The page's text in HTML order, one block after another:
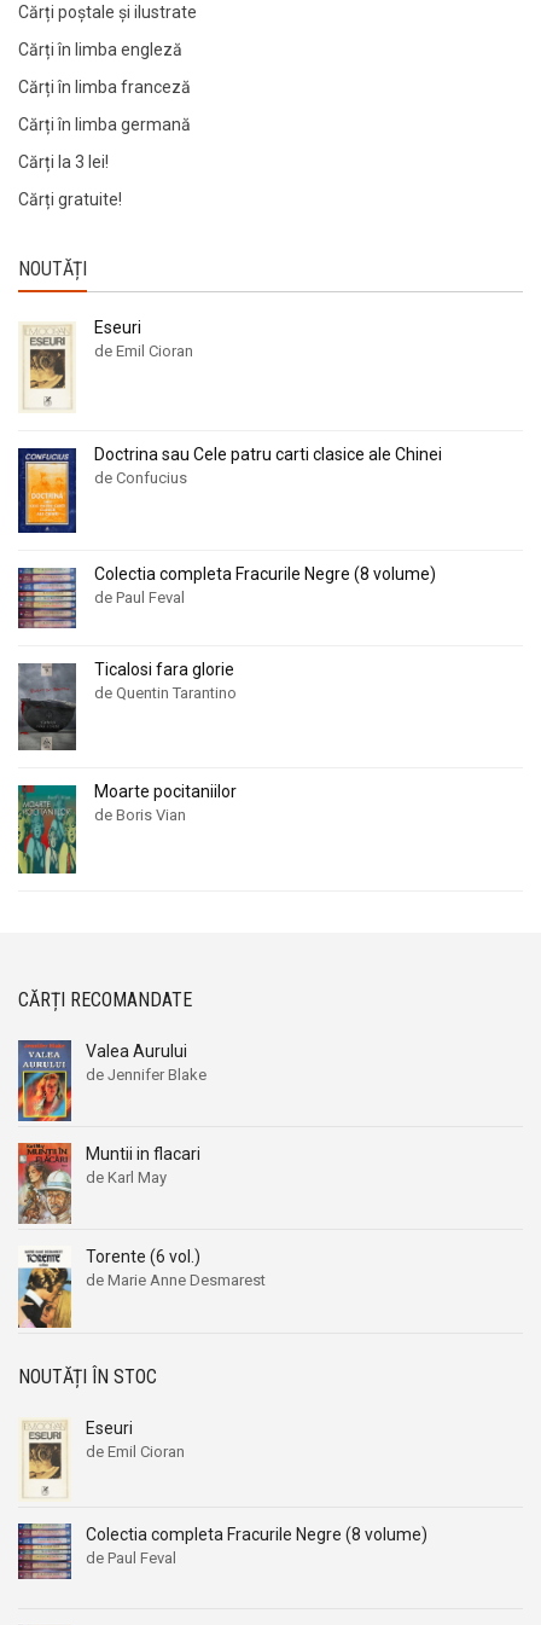
Cărți poștale și ilustrate
Cărți în limba engleză
Cărți în limba franceză
Cărți în limba germană
Cărți la 3 lei!
Cărți gratuite!
NOUTĂȚI
Eseuri
de Emil Cioran
Doctrina sau Cele patru carti clasice ale Chinei
de Confucius
Colectia completa Fracurile Negre (8 volume)
de Paul Feval
Ticalosi fara glorie
de Quentin Tarantino
Moarte pocitaniilor
de Boris Vian
CĂRȚI RECOMANDATE
Valea Aurului
de Jennifer Blake
Muntii in flacari
de Karl May
Torente (6 vol.)
de Marie Anne Desmarest
NOUTĂȚI ÎN STOC
Eseuri
de Emil Cioran
Colectia completa Fracurile Negre (8 volume)
de Paul Feval